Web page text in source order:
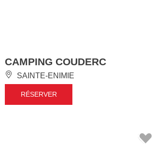
CAMPING COUDERC
SAINTE-ENIMIE
RÉSERVER